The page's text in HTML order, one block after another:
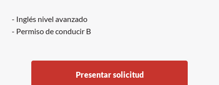
- Inglés nivel avanzado
- Permiso de conducir B
Presentar solicitud